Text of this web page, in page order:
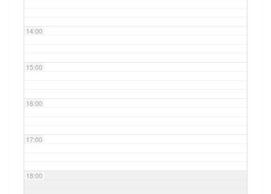
14:00
15:00
16:00
17:00
18:00